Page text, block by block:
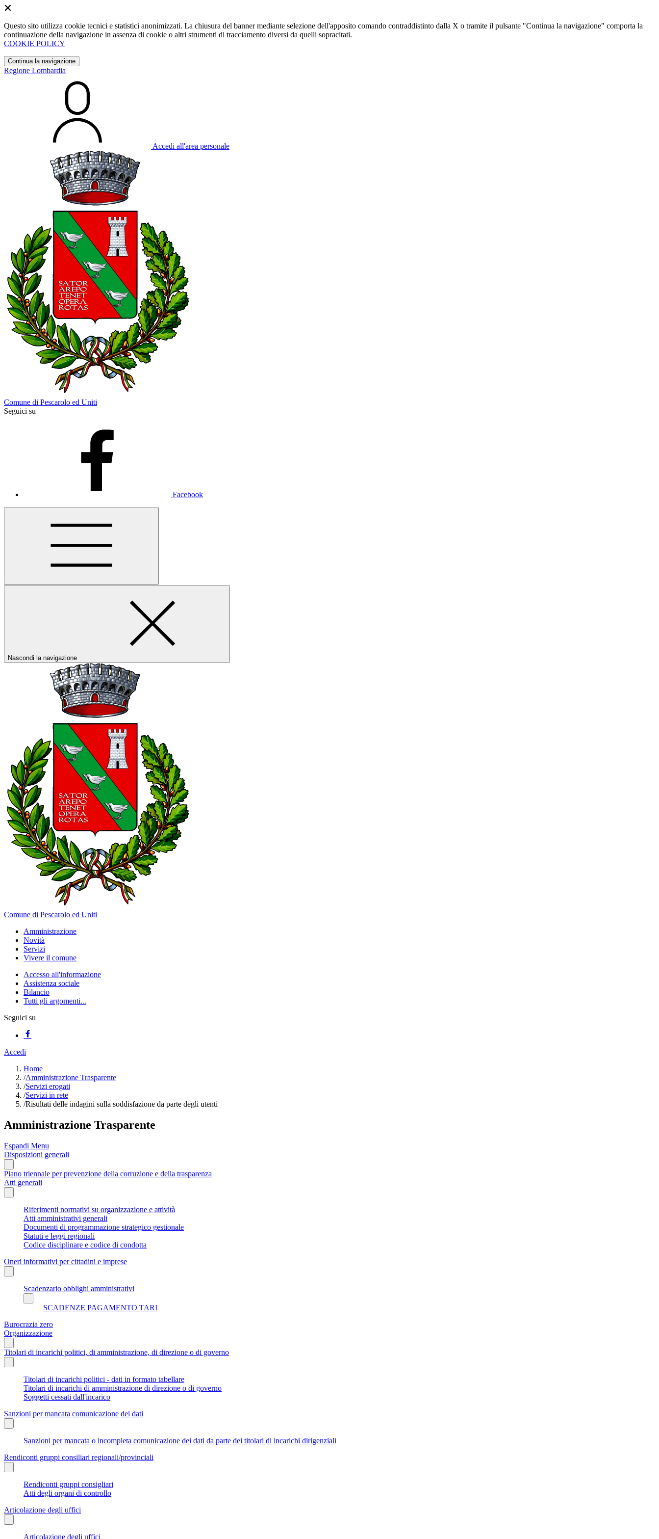
Questo sito utilizza cookie tecnici e statistici anonimizzati. La chiusura del banner mediante selezione dell'apposito comando contraddistinto dalla X o tramite il pulsante "Continua la navigazione" comporta la
continuazione della navigazione in assenza di cookie o altri strumenti di tracciamento diversi da quelli sopracitati.
COOKIE POLICY
Continua la navigazione
Regione Lombardia
Accedi all'area personale
Comune di Pescarolo ed Uniti
Seguici su
Facebook
Nascondi la navigazione
Comune di Pescarolo ed Uniti
Amministrazione
Novità
Servizi
Vivere il comune
Accesso all'informazione
Assistenza sociale
Bilancio
Tutti gli argomenti...
Seguici su
Accedi
Home
/Amministrazione Trasparente
/Servizi erogati
/Servizi in rete
/Risultati delle indagini sulla soddisfazione da parte degli utenti
Amministrazione Trasparente
Espandi Menu
Disposizioni generali
Piano triennale per prevenzione della corruzione e della trasparenza
Atti generali
Riferimenti normativi su organizzazione e attività
Atti amministrativi generali
Documenti di programmazione strategico gestionale
Statuti e leggi regionali
Codice disciplinare e codice di condotta
Oneri informativi per cittadini e imprese
Scadenzario obblighi amministrativi
SCADENZE PAGAMENTO TARI
Burocrazia zero
Organizzazione
Titolari di incarichi politici, di amministrazione, di direzione o di governo
Titolari di incarichi politici - dati in formato tabellare
Titolari di incarichi di amministrazione di direzione o di governo
Soggetti cessati dall'incarico
Sanzioni per mancata comunicazione dei dati
Sanzioni per mancata o incompleta comunicazione dei dati da parte dei titolari di incarichi dirigenziali
Rendiconti gruppi consiliari regionali/provinciali
Rendiconti gruppi consigliari
Atti degli organi di controllo
Articolazione degli uffici
Articolazione degli uffici